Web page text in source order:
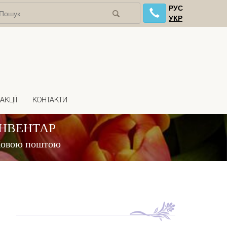
РУС
УКР
АКЦІЇ КОНТАКТИ
поштою